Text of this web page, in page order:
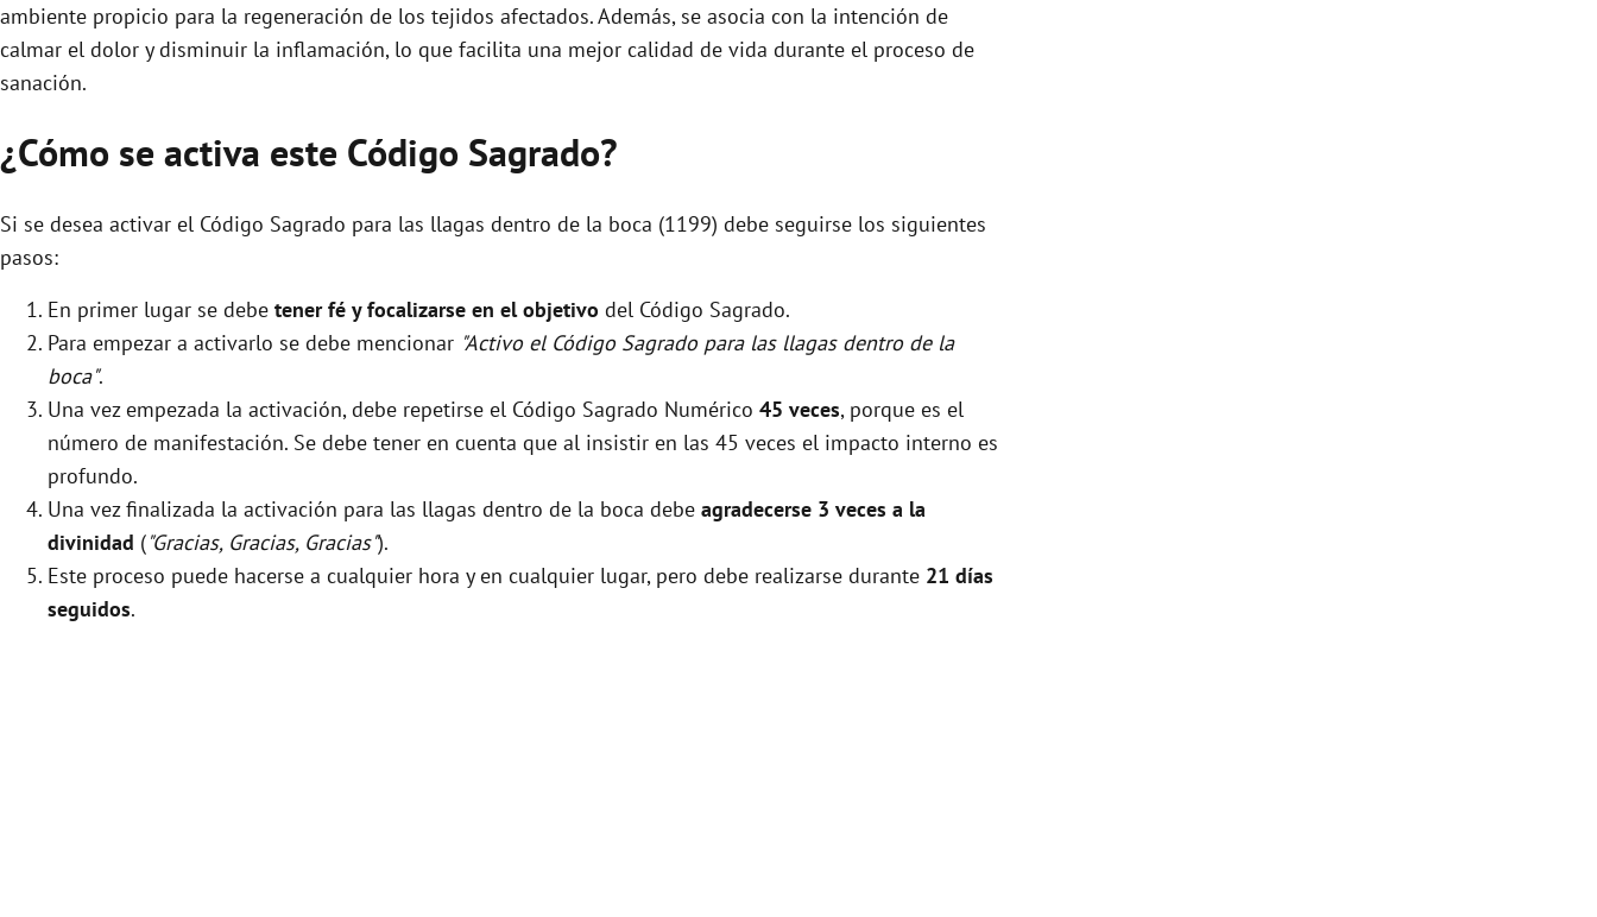
ambiente propicio para la regeneración de los tejidos afectados. Además, se asocia con la intención de
calmar el dolor y disminuir la inflamación, lo que facilita una mejor calidad de vida durante el proceso de
sanación.
¿Cómo se activa este Código Sagrado?
Si se desea activar el Código Sagrado para las llagas dentro de la boca (1199) debe seguirse los siguientes
pasos:
En primer lugar se debe tener fé y focalizarse en el objetivo del Código Sagrado.
Para empezar a activarlo se debe mencionar "Activo el Código Sagrado para las llagas dentro de la
boca".
Una vez empezada la activación, debe repetirse el Código Sagrado Numérico 45 veces, porque es el
número de manifestación. Se debe tener en cuenta que al insistir en las 45 veces el impacto interno es
profundo.
Una vez finalizada la activación para las llagas dentro de la boca debe agradecerse 3 veces a la
divinidad ("Gracias, Gracias, Gracias").
Este proceso puede hacerse a cualquier hora y en cualquier lugar, pero debe realizarse durante 21 días
seguidos.